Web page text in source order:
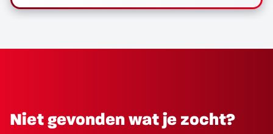
Niet gevonden wat je zocht?